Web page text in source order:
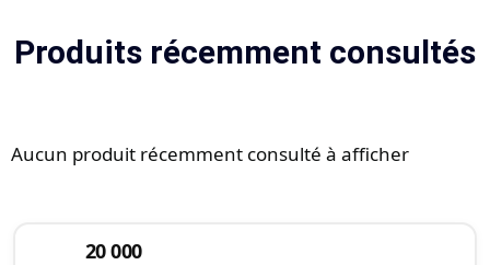
Produits récemment consultés
Aucun produit récemment consulté à afficher
20 000